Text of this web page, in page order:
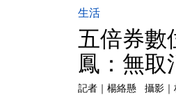
生活
五倍券
鳳：無取
記者 ｜ 楊絡懸 攝影 ｜